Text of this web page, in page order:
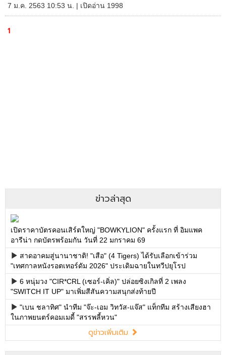
7 ม.ค. 2563 10:53 น. | เปิดอ่าน 1998
1
ข่าวล่าสุด
เปิดราคาบัตรคอนเสิร์ตใหญ่ "BOWKYLION" ครั้งแรก ที่ อิมแพค
อารีน่า กดบัตรพร้อมกัน วันที่ 22 มกราคม 69
สาดอาคมสู่นานาชาติ! "เสือ" (4 Tigers) ได้รับเลือกเข้าร่วม
"เทศกาลหนังรอตเทอร์ดัม 2026" ประเดิมฉายในทวีปยุโรป
6 หนุ่มวง "CIR*CRL (เซอร์-เคิ่ล)" ปล่อยซิงเกิลที่ 2 เพลง
"SWITCH IT UP" มาเพิ่มสีสันความสนุกส่งท้ายปี
"เบน ชลาทิศ" นำทีม "จ๊ะ-เอม วิทวัส-แจ๊ส" แท็กทีม สร้างเสียงฮา
ในภาพยนตร์คอมเมดี้ "สรรพลี้หวน"
ดูข่าวเพิ่มเติม